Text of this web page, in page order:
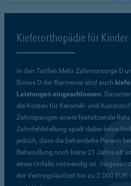
Kieferorthopädie für Kinder
In den Tarifen Mehr Zahnvorsorge D
Bonus D der Barmenia sind auch
Leistungen eingeschlossen.
die Kosten für Keramik- und
Zahnspangen sowie festsitzende
Zahnfehlstellung spielt dabei keine
jedoch, dass die behandelte Person
Behandlung noch keine 21 Jahre alt
eines Unfalls notwendig ist.
der Vertragslaufzeit bis zu 2.000 EUR